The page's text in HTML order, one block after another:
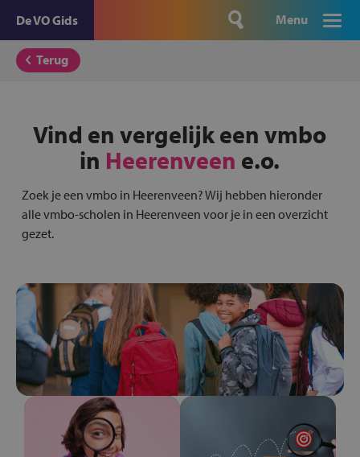
De VO Gids Menu
Terug
Vind en vergelijk een vmbo
in Heerenveen e.o.
Zoek je een vmbo in Heerenveen? Wij hebben hieronder
alle vmbo-scholen in Heerenveen voor je in een overzicht
gezet.